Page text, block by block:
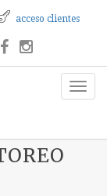
acceso clientes